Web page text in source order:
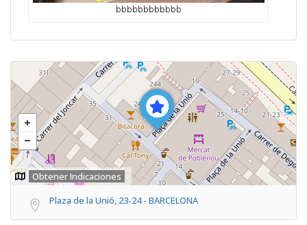
bbbbbbbbbbbb
Obtener Indicaciones
Plaza de la Unió, 23-24 - BARCELONA